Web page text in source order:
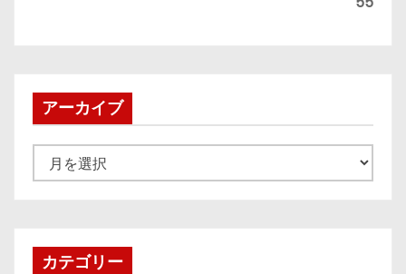
アーカイブ
ー
ブカテゴリー